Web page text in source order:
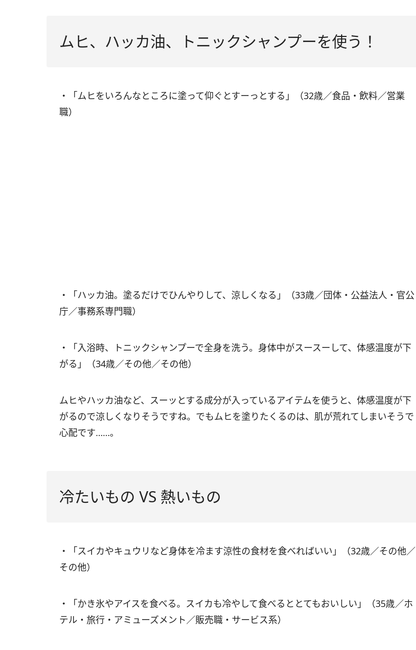
ムヒ、ハッカ油、トニックシャンプーを使う！
・「ムヒをいろんなところに塗って仰ぐとすーっとする」（32歳／食品・飲料／営業
職）
・「ハッカ油。塗るだけでひんやりして、涼しくなる」（33歳／団体・公益法人・官公
庁／事務系専門職）
・「入浴時、トニックシャンプーで全身を洗う。身体中がスースーして、体感温度が下
がる」（34歳／その他／その他）
ムヒやハッカ油など、スーッとする成分が入っているアイテムを使うと、体感温度が下
がるので涼しくなりそうですね。でもムヒを塗りたくるのは、肌が荒れてしまいそうで
心配です……。
冷たいもの VS 熱いもの
・「スイカやキュウリなど身体を冷ます涼性の食材を食べればいい」（32歳／その他／
その他）
・「かき氷やアイスを食べる。スイカも冷やして食べるととてもおいしい」（35歳／ホ
テル・旅行・アミューズメント／販売職・サービス系）